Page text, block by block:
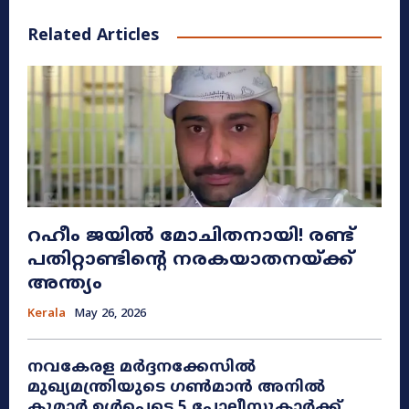
Related Articles
റഹീം ജയിൽ മോചിതനായി! രണ്ട്
പതിറ്റാണ്ടിന്റെ നരകയാതനയ്ക്ക്
അന്ത്യം
Kerala May 26, 2026
നവകേരള മർദ്ദനക്കേസിൽ
മുഖ്യമന്ത്രിയുടെ ഗൺമാൻ അനിൽ